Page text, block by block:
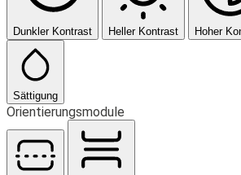
Dunkler Kontrast Heller Kontrast Hoher
Sättigung
Orientierungsmodule